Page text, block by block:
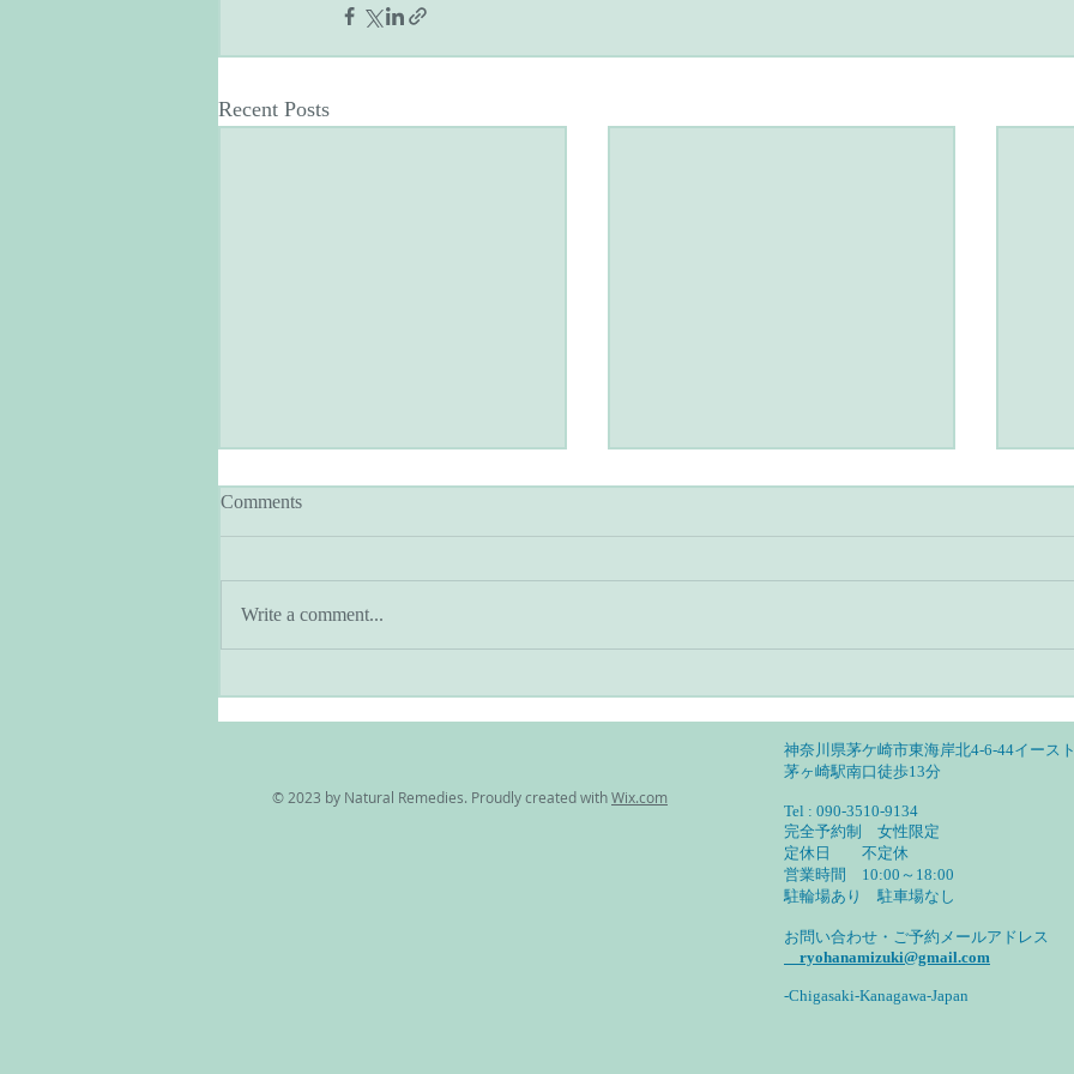
Recent Posts
然
Comments
Write a comment...
© 2023 by Natural Remedies. Proudly created withWix.com
神奈川県茅ケ崎市東海岸北4-6-44イース
茅ヶ崎駅南口徒歩13分
Tel : 090-3510-9134
完全予約制 女性限定
定休日 不定休
営業時間 10:00～18:00
​駐輪場あり 駐車場なし
お問い合わせ・ご予約メールアドレス
ryohanamizuki@gmail.com
-Chigasaki-Kanagawa-Japan